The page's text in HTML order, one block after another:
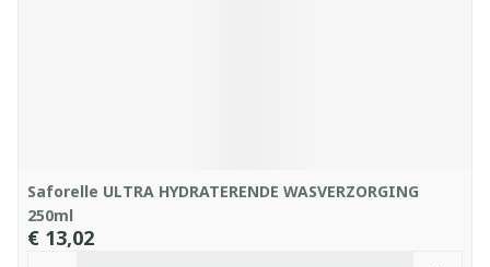
Saforelle ULTRA HYDRATERENDE WASVERZORGING
250ml
€ 13,02